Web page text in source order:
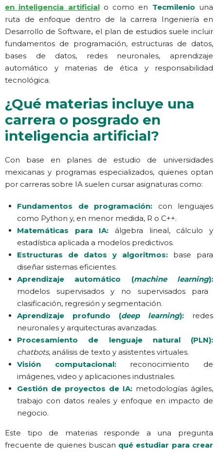
en inteligencia artificialo como en Tecmilenio una
ruta de enfoque dentro de la carrera Ingeniería en
Desarrollo de Software, el plan de estudios suele incluir
fundamentos de programación, estructuras de datos,
bases de datos, redes neuronales, aprendizaje
automático y materias de ética y responsabilidad
tecnológica.
¿Qué materias incluye una
carrera o posgrado en
inteligencia artificial?
Con base en planes de estudio de universidades
mexicanas y programas especializados, quienes optan
por carreras sobre IA suelen cursar asignaturas como:
Fundamentos de programación: con lenguajes
como Python y, en menor medida, R o C++.
Matemáticas para IA: álgebra lineal, cálculo y
estadística aplicada a modelos predictivos.
Estructuras de datos y algoritmos: base para
diseñar sistemas eficientes.
Aprendizaje automático (machine learning):
modelos supervisados y no supervisados para
clasificación, regresión y segmentación.
Aprendizaje profundo (deep learning): redes
neuronales y arquitecturas avanzadas.
Procesamiento de lenguaje natural (PLN):
chatbots, análisis de texto y asistentes virtuales.
Visión computacional:reconocimiento de
imágenes, video y aplicaciones industriales.
Gestión de proyectos de IA: metodologías ágiles,
trabajo con datos reales y enfoque en impacto de
negocio.
Este tipo de materias responde a una pregunta
frecuente de quienes buscan qué estudiar para crear